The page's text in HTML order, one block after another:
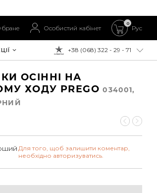
Особистий кабінет
0
Рус
ДО ОПЛАТИ:
+38 (068) 322 - 29 - 71
ОСІННІ НА
ХОДУ PREGO034001,
Для того, щоб залишити коментар,
необхідно авторизуватись.